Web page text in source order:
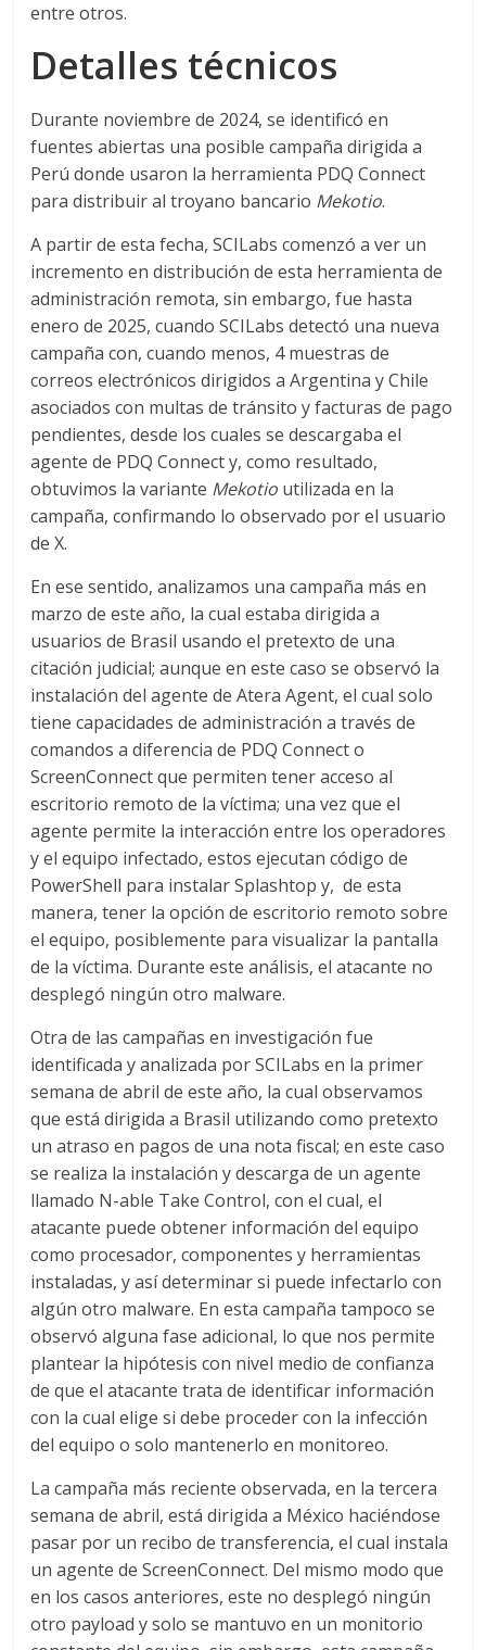
entre otros.
Detalles técnicos
Durante noviembre de 2024, se identificó en
fuentes abiertas una posible campaña dirigida a
Perú donde usaron la herramienta PDQ Connect
para distribuir al troyano bancario Mekotio.
A partir de esta fecha, SCILabs comenzó a ver un
incremento en distribución de esta herramienta de
administración remota, sin embargo, fue hasta
enero de 2025, cuando SCILabs detectó una nueva
campaña con, cuando menos, 4 muestras de
correos electrónicos dirigidos a Argentina y Chile
asociados con multas de tránsito y facturas de pago
pendientes, desde los cuales se descargaba el
agente de PDQ Connect y, como resultado,
obtuvimos la variante Mekotio utilizada en la
campaña, confirmando lo observado por el usuario
de X.
En ese sentido, analizamos una campaña más en
marzo de este año, la cual estaba dirigida a
usuarios de Brasil usando el pretexto de una
citación judicial; aunque en este caso se observó la
instalación del agente de Atera Agent, el cual solo
tiene capacidades de administración a través de
comandos a diferencia de PDQ Connect o
ScreenConnect que permiten tener acceso al
escritorio remoto de la víctima; una vez que el
agente permite la interacción entre los operadores
y el equipo infectado, estos ejecutan código de
PowerShell para instalar Splashtop y, de esta
manera, tener la opción de escritorio remoto sobre
el equipo, posiblemente para visualizar la pantalla
de la víctima. Durante este análisis, el atacante no
desplegó ningún otro malware.
Otra de las campañas en investigación fue
identificada y analizada por SCILabs en la primer
semana de abril de este año, la cual observamos
que está dirigida a Brasil utilizando como pretexto
un atraso en pagos de una nota fiscal; en este caso
se realiza la instalación y descarga de un agente
llamado N-able Take Control, con el cual, el
atacante puede obtener información del equipo
como procesador, componentes y herramientas
instaladas, y así determinar si puede infectarlo con
algún otro malware. En esta campaña tampoco se
observó alguna fase adicional, lo que nos permite
plantear la hipótesis con nivel medio de confianza
de que el atacante trata de identificar información
con la cual elige si debe proceder con la infección
del equipo o solo mantenerlo en monitoreo.
La campaña más reciente observada, en la tercera
semana de abril, está dirigida a México haciéndose
pasar por un recibo de transferencia, el cual instala
un agente de ScreenConnect. Del mismo modo que
en los casos anteriores, este no desplegó ningún
otro payload y solo se mantuvo en un monitorio